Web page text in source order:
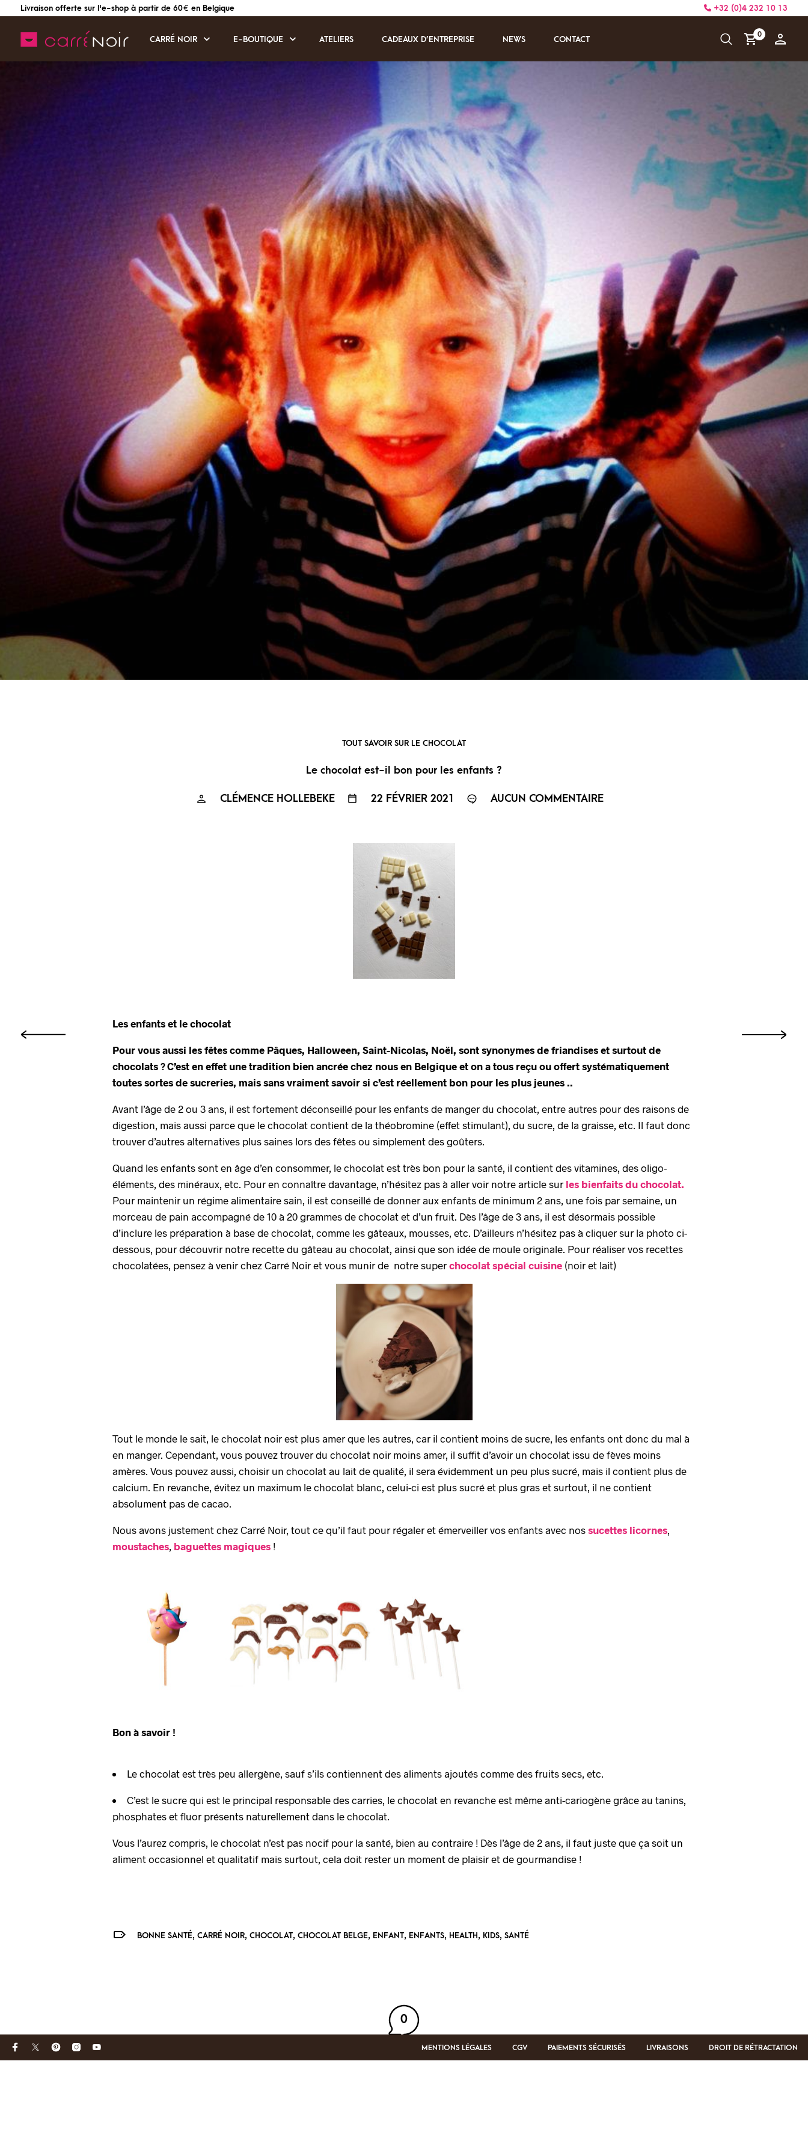
Livraison offerte sur l'e-shop à partir de 60 € en Belgique +32 (0)4 232 10 13
CARRÉ NOIR E-BOUTIQUE ATELIERS CADEAUX D’ENTREPRISE NEWS CONTACT
0
TOUT SAVOIR SUR LE CHOCOLAT
Le chocolat est-il bon pour les enfants ?
CLÉMENCE HOLLEBEKE 22 FÉVRIER 2021 AUCUN COMMENTAIRE
Les enfants et le chocolat
Pour vous aussi les fêtes comme Pâques, Halloween, Saint-Nicolas, Noël, sont synonymes de friandises et surtout de
chocolats ? C’est en effet une tradition bien ancrée chez nous en Belgique et on a tous reçu ou offert systématiquement
toutes sortes de sucreries, mais sans vraiment savoir si c’est réellement bon pour les plus jeunes ..
Avant l’âge de 2 ou 3 ans, il est fortement déconseillé pour les enfants de manger du chocolat, entre autres pour des raisons de
digestion, mais aussi parce que le chocolat contient de la théobromine (effet stimulant), du sucre, de la graisse, etc. Il faut donc
trouver d’autres alternatives plus saines lors des fêtes ou simplement des goûters.
Quand les enfants sont en âge d’en consommer, le chocolat est très bon pour la santé, il contient des vitamines, des oligo-
éléments, des minéraux, etc. Pour en connaître davantage, n’hésitez pas à aller voir notre article sur les bienfaits du chocolat.
Pour maintenir un régime alimentaire sain, il est conseillé de donner aux enfants de minimum 2 ans, une fois par semaine, un
morceau de pain accompagné de 10 à 20 grammes de chocolat et d’un fruit. Dès l’âge de 3 ans, il est désormais possible
d’inclure les préparation à base de chocolat, comme les gâteaux, mousses, etc. D’ailleurs n’hésitez pas à cliquer sur la photo ci-
dessous, pour découvrir notre recette du gâteau au chocolat, ainsi que son idée de moule originale. Pour réaliser vos recettes
chocolatées, pensez à venir chez Carré Noir et vous munir de notre superchocolat spécial cuisine (noir et lait)
Tout le monde le sait, le chocolat noir est plus amer que les autres, car il contient moins de sucre, les enfants ont donc du mal à
en manger. Cependant, vous pouvez trouver du chocolat noir moins amer, il suffit d’avoir un chocolat issu de fèves moins
amères. Vous pouvez aussi, choisir un chocolat au lait de qualité, il sera évidemment un peu plus sucré, mais il contient plus de
calcium. En revanche, évitez un maximum le chocolat blanc, celui-ci est plus sucré et plus gras et surtout, il ne contient
absolument pas de cacao.
Nous avons justement chez Carré Noir, tout ce qu’il faut pour régaler et émerveiller vos enfants avec nos sucettes licornes,
moustaches, baguettes magiques !
Bon à savoir !
Le chocolat est très peu allergène, sauf s’ils contiennent des aliments ajoutés comme des fruits secs, etc.
C’est le sucre qui est le principal responsable des carries, le chocolat en revanche est même anti-cariogène grâce au tanins,
phosphates et fluor présents naturellement dans le chocolat.
Vous l’aurez compris, le chocolat n’est pas nocif pour la santé, bien au contraire ! Dès l’âge de 2 ans, il faut juste que ça soit un
aliment occasionnel et qualitatif mais surtout, cela doit rester un moment de plaisir et de gourmandise !
BONNE SANTÉ, CARRÉ NOIR, CHOCOLAT, CHOCOLAT BELGE, ENFANT, ENFANTS, HEALTH , KIDS, SANTÉ
0
MENTIONS LÉGALES CGV PAIEMENTS SÉCURISÉS LIVRAISONS DROIT DE RÉTRACTATION